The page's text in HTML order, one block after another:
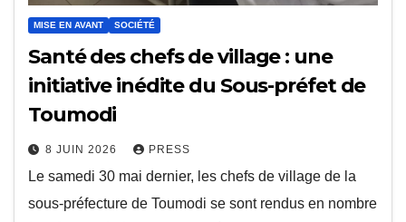
MISE EN AVANT SOCIÉTÉ
Santé des chefs de village : une
initiative inédite du Sous-préfet de
Toumodi
8 JUIN 2026 PRESS
Le samedi 30 mai dernier, les chefs de village de la
sous-préfecture de Toumodi se sont rendus en nombre